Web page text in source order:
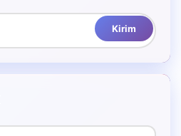
Kirim